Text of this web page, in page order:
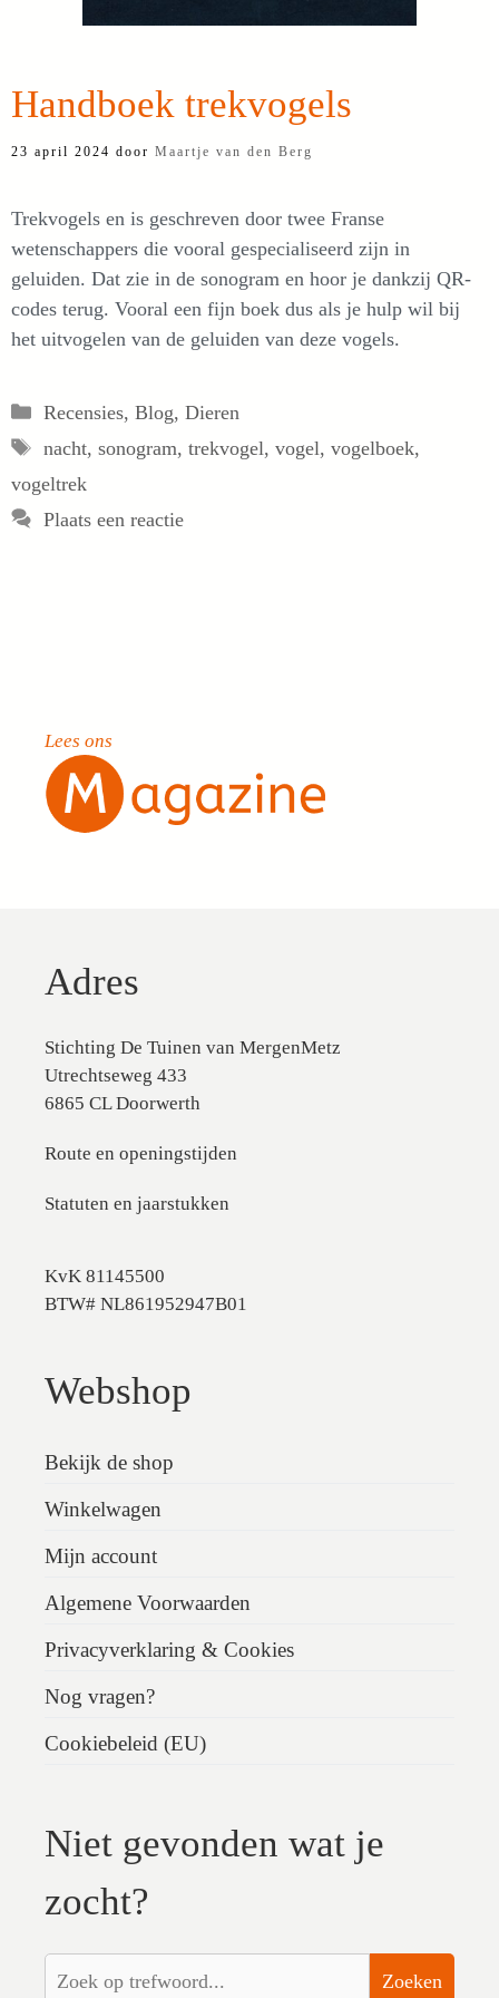
Handboek trekvogels
23 april 2024 door Maartje van den Berg
Trekvogels en is geschreven door twee Franse
wetenschappers die vooral gespecialiseerd zijn in
geluiden. Dat zie in de sonogram en hoor je dankzij QR-
codes terug. Vooral een fijn boek dus als je hulp wil bij
het uitvogelen van de geluiden van deze vogels.
Categorieën
Recensies, Blog, Dieren
Tags
nacht, sonogram, trekvogel, vogel, vogelboek,
vogeltrek
Plaats een reactie
Lees ons
Adres
Stichting De Tuinen van MergenMetz
Utrechtseweg 433
6865 CL Doorwerth
Route en openingstijden
Statuten en jaarstukken
KvK 81145500
BTW# NL861952947B01
Webshop
Bekijk de shop
Winkelwagen
Mijn account
Algemene Voorwaarden
Privacyverklaring & Cookies
Nog vragen?
Cookiebeleid (EU)
Niet gevonden wat je
zocht?
Zoeken